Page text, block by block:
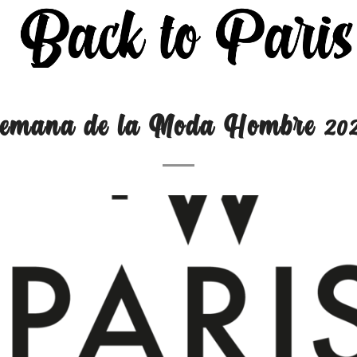
de la Moda Hombre